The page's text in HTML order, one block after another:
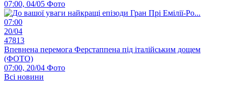
07:00, 04/05 Фото
07:00
20/04
47813
Впевнена перемога Ферстаппена під італійським дощем
(ФОТО)
07:00, 20/04 Фото
Всі новини